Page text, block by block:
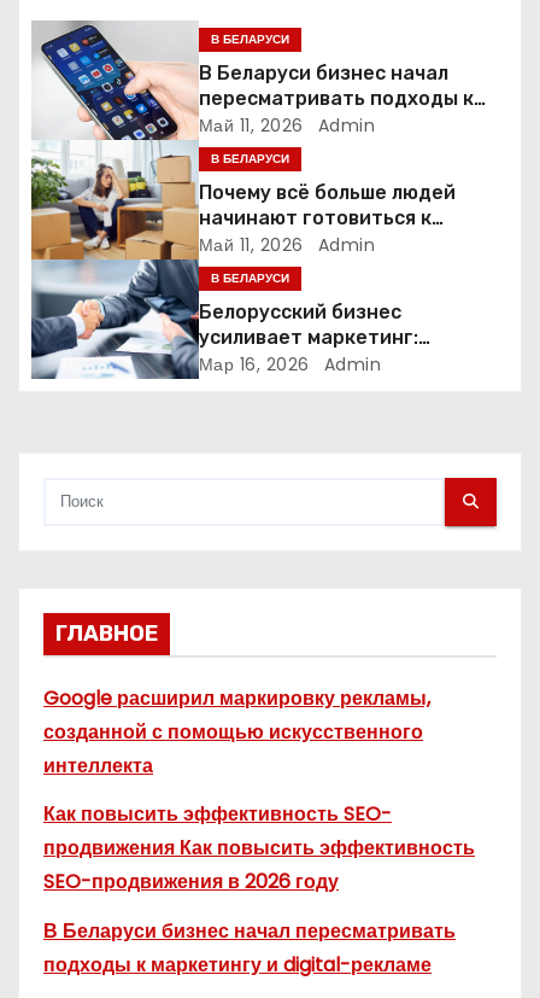
п
з
а
п
и
с
В БЕЛАРУСИ
В Беларуси бизнес начал
пересматривать подходы к
маркетингу и digital-рекламе
Май 11, 2026 Admin
В БЕЛАРУСИ
Почему всё больше людей
начинают готовиться к
переезду заранее
Май 11, 2026 Admin
В БЕЛАРУСИ
Белорусский бизнес
усиливает маркетинг:
компании меняют стратегии
Мар 16, 2026 Admin
ГЛАВНОЕ
Google расширил маркировку рекламы,
созданной с помощью искусственного
интеллекта
Как повысить эффективность SEO-
продвижения Как повысить эффективность
SEO-продвижения в 2026 году
В Беларуси бизнес начал пересматривать
подходы к маркетингу и digital-рекламе